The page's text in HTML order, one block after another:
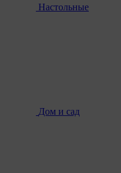
Настольные
Дом и сад